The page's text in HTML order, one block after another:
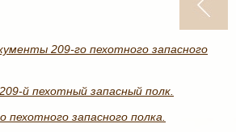
209-го пехотного запасного
й пехотный запасный полк.
пехотного запасного полка.